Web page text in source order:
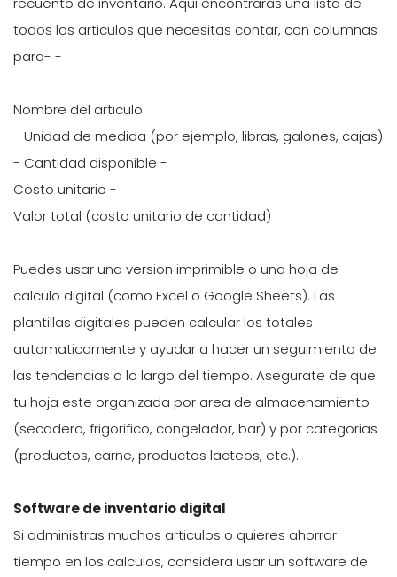
todos los articulos que necesitas contar, con columnas
para- -
Nombre del articulo
- Unidad de medida (por ejemplo, libras, galones, cajas)
- Cantidad disponible -
Costo unitario -
Valor total (costo unitario de cantidad)
Puedes usar una version imprimible o una hoja de
calculo digital (como Excel o Google Sheets). Las
plantillas digitales pueden calcular los totales
automaticamente y ayudar a hacer un seguimiento de
las tendencias a lo largo del tiempo. Asegurate de que
tu hoja este organizada por area de almacenamiento
(secadero, frigorifico, congelador, bar) y por categorias
(productos, carne, productos lacteos, etc.).
Software de inventario digital
Si administras muchos articulos o quieres ahorrar
tiempo en los calculos, considera usar un software de